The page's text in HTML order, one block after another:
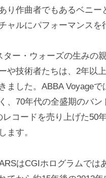
り作曲者でもあるベニ
ャルにパフォーマンスを
ター・ウォーズの生みの
や技術者たちは、2年以
ました。ABBA Voyage
、70年代の全盛期のバ
レコードを売り上げた50
ます。
はCGIホログラムで